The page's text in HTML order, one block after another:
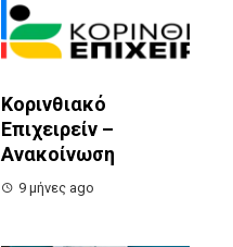
Κορινθιακό
Επιχειρείν –
Ανακοίνωση
9 μήνες ago